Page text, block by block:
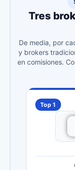
Tres
De media, por
y brokers
en comisiones.
Top 1